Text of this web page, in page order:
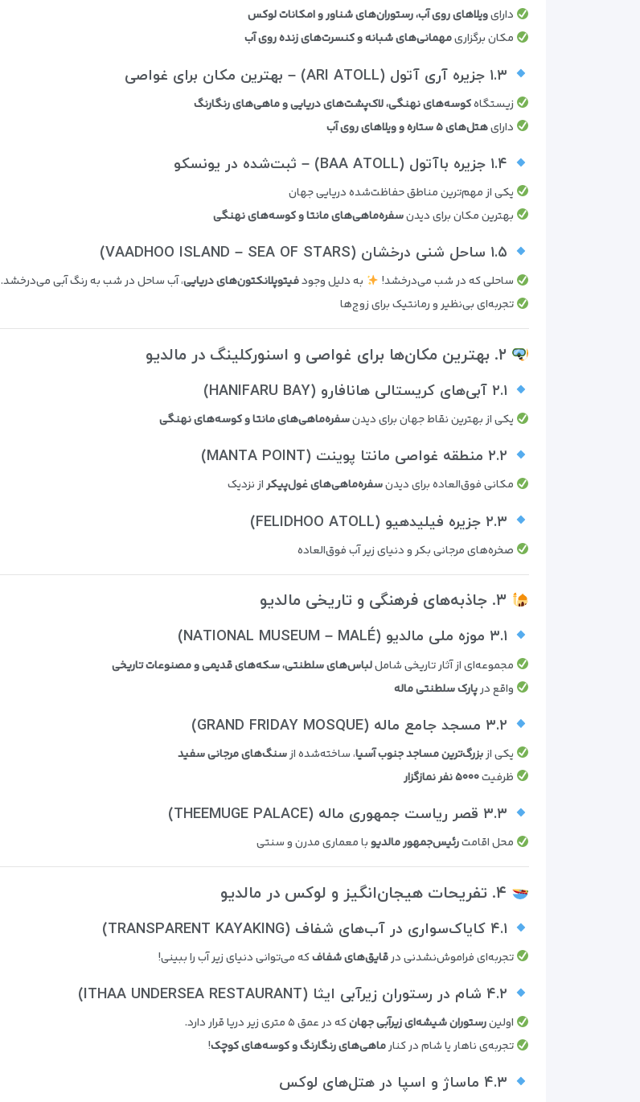
دارایویلاهای روی آب، رستوران‌های شناور و امکانات لوکس
مکان برگزاریمهمانی‌های شبانه و کنسرت‌های زنده روی آب
زیستگاهکوسه‌های نهنگی، لاک‌پشت‌های دریایی و ماهی‌های رنگارنگ
دارایهتل‌های ۵ ستاره و ویلاهای روی آب
یکی از مهم‌ترین مناطق حفاظت‌شده دریایی جهان
بهترین مکان برای دیدنسفره‌ماهی‌های مانتا و کوسه‌های نهنگی
ساحلی که در شب می‌درخشد! به دلیل وجودفیتوپلانکتون‌های دریایی، آب ساحل در شب به رنگ آبی می‌درخشد.
تجربه‌ای بی‌نظیر و رمانتیک برای زوج‌ها
۲. بهترین مکان‌ها برای غواصی و اسنورکلینگ در مالدیو
یکی از بهترین نقاط جهان برای دیدنسفره‌ماهی‌های مانتا و کوسه‌های نهنگی
مکانی فوق‌العاده برای دیدنسفره‌ماهی‌های غول‌پیکراز نزدیک
صخره‌های مرجانی بکر و دنیای زیر آب فوق‌العاده
۳. جاذبه‌های فرهنگی و تاریخی مالدیو
مجموعه‌ای از آثار تاریخی شامللباس‌های سلطنتی، سکه‌های قدیمی و مصنوعات تاریخی
واقع درپارک سلطنتی ماله
یکی ازبزرگ‌ترین مساجد جنوب آسیا، ساخته‌شده ازسنگ‌های مرجانی سفید
ظرفیت۵۰۰۰ نفر نمازگزار
محل اقامترئیس‌جمهور مالدیوبا معماری مدرن و سنتی
تجربه‌ای فراموش‌نشدنی درقایق‌های شفافکه می‌توانی دنیای زیر آب را ببینی!
اولینرستوران شیشه‌ای زیرآبی جهانکه در عمق ۵ متری زیر دریا قرار دارد.
تجربه‌ی ناهار یا شام در کنارماهی‌های رنگارنگ و کوسه‌های کوچک!